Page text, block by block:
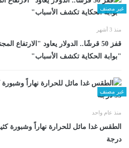
غير مصنف
منذ 3 أشهر
قفز 50 قرشًا.. الدولار يعاود
"بوابة الحكاية تكشف الأسباب"
غير مصنف
منذ عام واحد
درجة